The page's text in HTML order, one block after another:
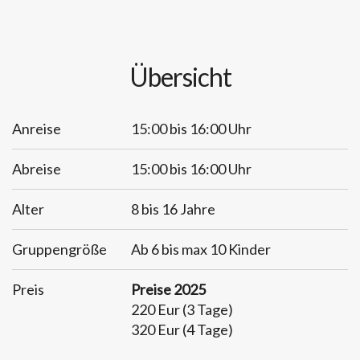
Übersicht
Anreise 15:00 bis 16:00 Uhr
Abreise 15:00 bis 16:00 Uhr
Alter 8 bis 16 Jahre
Gruppengröße Ab 6 bis max 10 Kinder
Preis
Preise 2025
220 Eur (3 Tage)
320 Eur (4 Tage)